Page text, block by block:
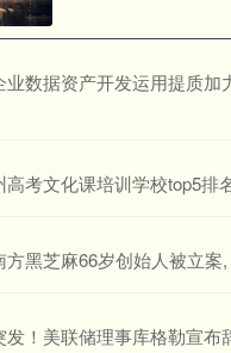
业数据资产开发运用提质加
高考文化课培训学校top5排
方黑芝麻66岁创始人被立案
发！美联储理事库格勒宣布